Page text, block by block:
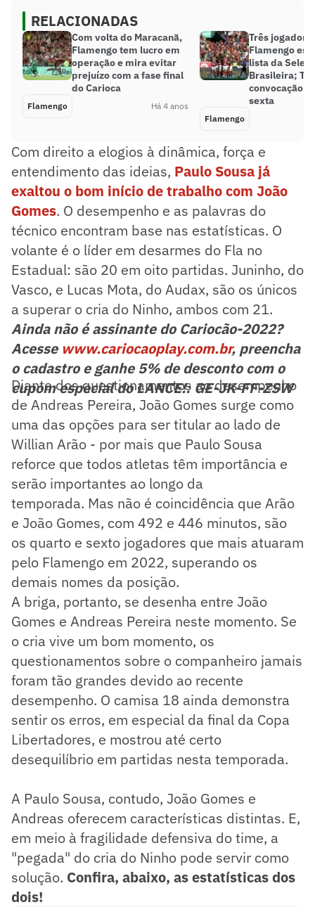
RELACIONADAS
Com volta do Maracanã,
Flamengo tem lucro em
operação e mira evitar
prejuízo com a fase final
do Carioca
Flamengo Há 4 anos
Três
Flamengo
lista da
Brasileira;
convocação
sexta
Flamengo
Com direito a elogios à dinâmica, força e
entendimento das ideias, Paulo Sousa já
exaltou o bom início de trabalho com João
Gomes. O desempenho e as palavras do
técnico encontram base nas estatísticas. O
volante é o líder em desarmes do Fla no
Estadual: são 20 em oito partidas. Juninho, do
Vasco, e Lucas Mota, do Audax, são os únicos
a superar o cria do Ninho, ambos com 21.
Ainda não é assinante do Cariocão-2022?
Acesse www.cariocaoplay.com.br, preencha
o cadastro e ganhe 5% de desconto com o
cupom especial do LANCE!: GE-JK-FF-ZSW
Diante dos questionamentos ao desempenho
de Andreas Pereira, João Gomes surge como
uma das opções para ser titular ao lado de
Willian Arão - por mais que Paulo Sousa
reforce que todos atletas têm importância e
serão importantes ao longo da
temporada. Mas não é coincidência que Arão
e João Gomes, com 492 e 446 minutos, são
os quarto e sexto jogadores que mais atuaram
pelo Flamengo em 2022, superando os
demais nomes da posição.
A briga, portanto, se desenha entre João
Gomes e Andreas Pereira neste momento. Se
o cria vive um bom momento, os
questionamentos sobre o companheiro jamais
foram tão grandes devido ao recente
desempenho. O camisa 18 ainda demonstra
sentir os erros, em especial da final da Copa
Libertadores, e mostrou até certo
desequilíbrio em partidas nesta temporada.
A Paulo Sousa, contudo, João Gomes e
Andreas oferecem características distintas. E,
em meio à fragilidade defensiva do time, a
"pegada" do cria do Ninho pode servir como
solução. Confira, abaixo, as estatísticas dos
dois!